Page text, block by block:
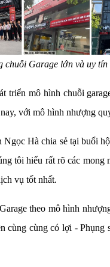
Garage lớn và uy
triển mô hình chuỗi
với mô hình nhượng
Hà chia sẻ tại buổi
tôi hiểu rất rõ các
vụ tốt nhất.
theo mô hình
cùng cùng có lợi - Phụng